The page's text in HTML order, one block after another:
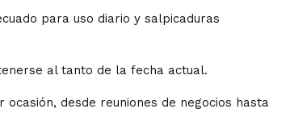
para uso diario y salpicaduras
al tanto de la fecha actual.
desde reuniones de negocios hasta